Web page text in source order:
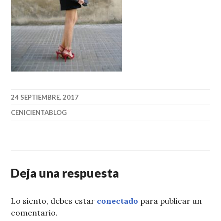
24 SEPTIEMBRE, 2017
CENICIENTABLOG
Deja una respuesta
Lo siento, debes estar conectado para publicar un
comentario.